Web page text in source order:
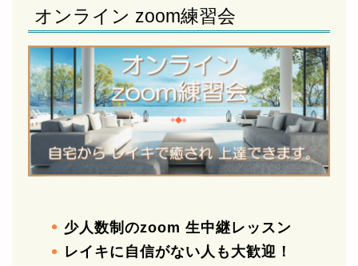
オンライン zoom練習会
少人数制のzoom 生中継レッスン
レイキに自信がない人も大歓迎！